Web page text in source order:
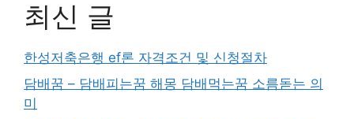
최신 글
한성저축은행 ef론 자격조건 및 신청절차
담배꿈 – 담배피는꿈 해몽 담배먹는꿈 소름돋는 의
미